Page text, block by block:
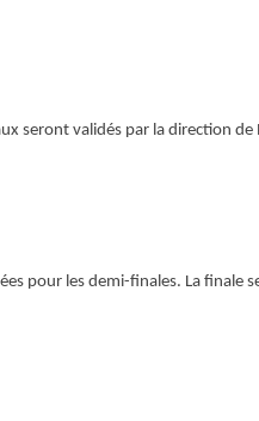
seront validés par la direction
pour les demi-finales. La finale